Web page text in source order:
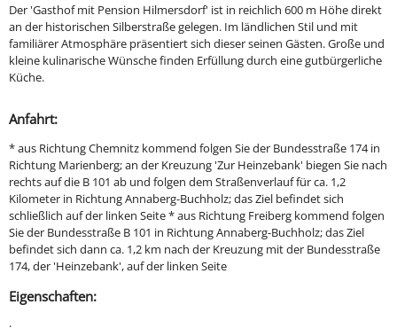
Der 'Gasthof mit Pension Hilmersdorf' ist in reichlich 600 m Höhe direkt
an der historischen Silberstraße gelegen. Im ländlichen Stil und mit
familiärer Atmosphäre präsentiert sich dieser seinen Gästen. Große und
kleine kulinarische Wünsche finden Erfüllung durch eine gutbürgerliche
Küche.
Anfahrt:
* aus Richtung Chemnitz kommend folgen Sie der Bundesstraße 174 in
Richtung Marienberg; an der Kreuzung 'Zur Heinzebank' biegen Sie nach
rechts auf die B 101 ab und folgen dem Straßenverlauf für ca. 1,2
Kilometer in Richtung Annaberg-Buchholz; das Ziel befindet sich
schließlich auf der linken Seite * aus Richtung Freiberg kommend folgen
Sie der Bundesstraße B 101 in Richtung Annaberg-Buchholz; das Ziel
befindet sich dann ca. 1,2 km nach der Kreuzung mit der Bundesstraße
174, der 'Heinzebank', auf der linken Seite
Eigenschaften:
·